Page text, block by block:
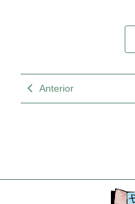
Anterior